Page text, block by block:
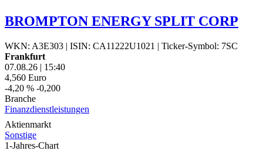
BROMPTON ENERGY SPLIT CORP
WKN: A3E303 | ISIN: CA11222U1021 | Ticker-Symbol: 7SC
Frankfurt
07.08.26 | 15:40
4,560 Euro
-4,20 % -0,200
Branche
Finanzdienstleistungen
Aktienmarkt
Sonstige
1-Jahres-Chart